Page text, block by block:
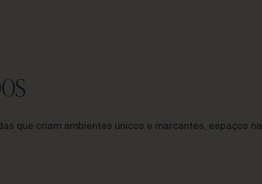
que criam ambientes únicos e marcantes, espaços na